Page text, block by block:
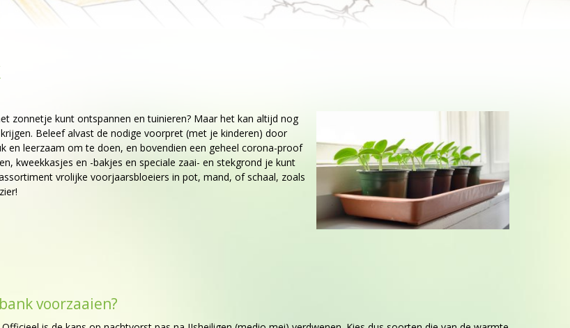
zonnetje kunt ontspannen en tuinieren? Maar het kan altijd nog
Beleef alvast de nodige voorpret (met je kinderen) door
en leerzaam om te doen, en bovendien een geheel corona-proof
kweekkasjes en -bakjes en speciale zaai- en stekgrond je kunt
vrolijke voorjaarsbloeiers in pot, mand, of schaal, zoals
voorzaaien?